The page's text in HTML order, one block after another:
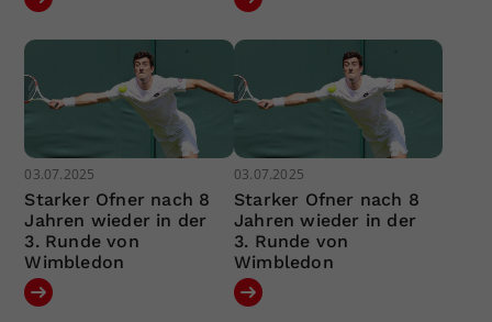
03.07.2025
Starker Ofner nach 8
Jahren wieder in der
3. Runde von
Wimbledon
03.07.2025
Starker Ofner nach 8
Jahren wieder in der
3. Runde von
Wimbledon